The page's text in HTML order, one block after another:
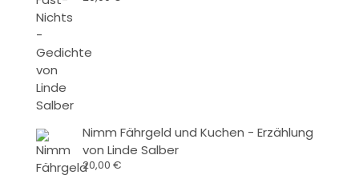
Nimm Fährgeld und Kuchen - Erzählung
von Linde Salber
20,00 €